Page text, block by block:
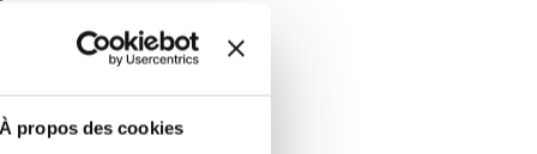
À propos des cookies
concert live. Cette